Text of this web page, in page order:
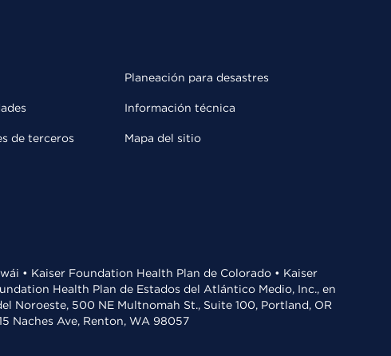
de terceros
Planeación para desastres
Información técnica
Mapa del sitio
• Kaiser Foundation Health Plan de Colorado • Kaiser
Health Plan de Estados del Atlántico Medio, Inc., en
Noroeste, 500 NE Multnomah St., Suite 100, Portland, OR
Naches Ave, Renton, WA 98057